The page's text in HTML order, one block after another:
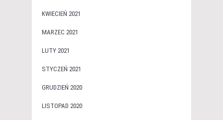
KWIECIEŃ 2021
MARZEC 2021
LUTY 2021
STYCZEŃ 2021
GRUDZIEŃ 2020
LISTOPAD 2020